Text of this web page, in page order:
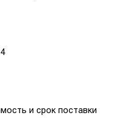
и срок поставки